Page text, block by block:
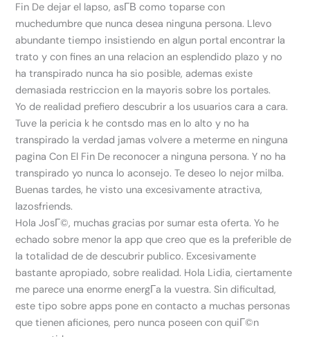
Fin De dejar el lapso, asГ­В­ como toparse con
muchedumbre que nunca desea ninguna persona. Llevo
abundante tiempo insistiendo en algun portal encontrar la
trato y con fines an una relacion an esplendido plazo y no
ha transpirado nunca ha sio posible, ademas existe
demasiada restriccion en la mayoris sobre los portales.
Yo de realidad prefiero descubrir a los usuarios cara a cara.
Tuve la pericia k he contsdo mas en lo alto y no ha
transpirado la verdad jamas volvere a meterme en ninguna
pagina Con El Fin De reconocer a ninguna persona. Y no ha
transpirado yo nunca lo aconsejo. Te deseo lo nejor milba.
Buenas tardes, he visto una excesivamente atractiva,
lazosfriends.
Hola JosГ©, muchas gracias por sumar esta oferta. Yo he
echado sobre menor la app que creo que es la preferible de
la totalidad de de descubrir publico. Excesivamente
bastante apropiado, sobre realidad. Hola Lidia, ciertamente
me parece una enorme energГ­a la vuestra. Sin dificultad,
este tipo sobre apps pone en contacto a muchas personas
que tienen aficiones, pero nunca poseen con quiГ©n